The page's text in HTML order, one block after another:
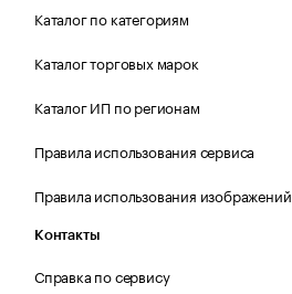
Каталог по категориям
Каталог торговых марок
Каталог ИП по регионам
Правила использования сервиса
Правила использования изображений
Контакты
Справка по сервису